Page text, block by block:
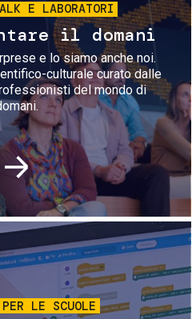
E LABORATORI
il domani
e lo siamo anche noi.
culturale curato dalle
del mondo di
Immagine
LE SCUOLE